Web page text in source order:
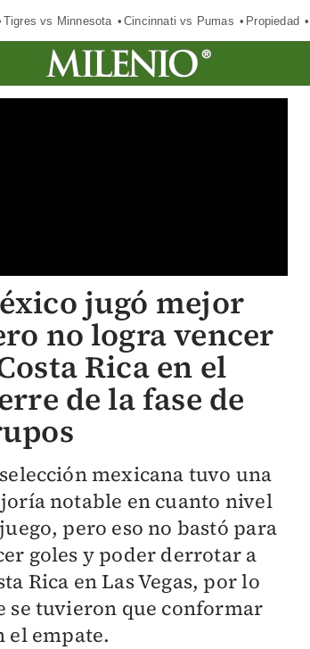
Tigres vs Minnesota Cincinnati vs Pumas Propiedad
jugó mejor
no logra vencer
Rica en el
de la fase de
mexicana tuvo una
notable en cuanto nivel
pero eso no bastó para
goles y poder derrotar a
Rica en Las Vegas, por lo
se tuvieron que conformar
el empate.